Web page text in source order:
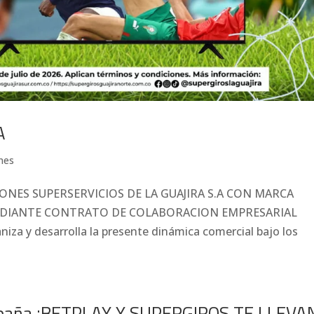
SUPERSERVICIOS DE LA GUAJIRA S.A CON MARCA
CONTRATO DE COLABORACION EMPRESARIAL
y desarrolla la presente dinámica comercial bajo los